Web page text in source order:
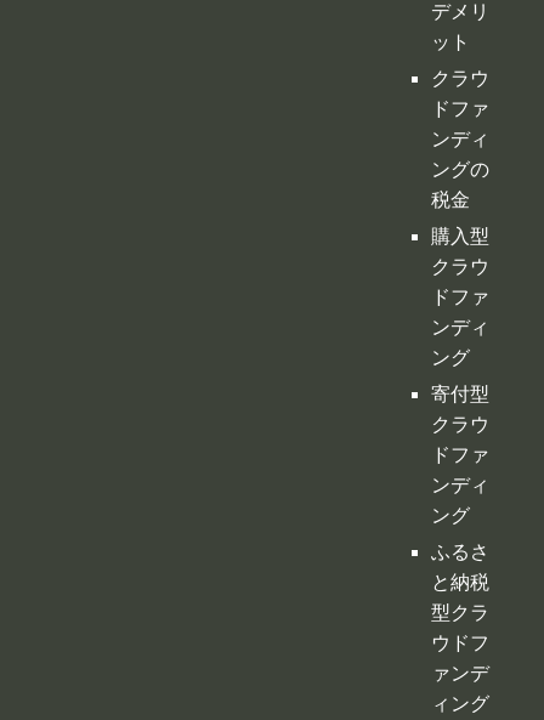
デメリ
ット
クラウ
ドファ
ンディ
ングの
税金
購入型
クラウ
ドファ
ンディ
ング
寄付型
クラウ
ドファ
ンディ
ング
ふるさ
と納税
型クラ
ウドフ
ァンデ
ィング